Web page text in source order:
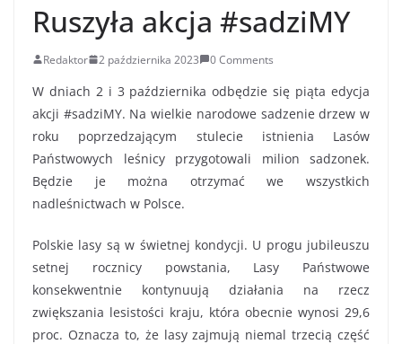
Ruszyła akcja #sadziMY
Redaktor 2 października 2023 0 Comments
W dniach 2 i 3 października odbędzie się piąta edycja
akcji #sadziMY. Na wielkie narodowe sadzenie drzew w
roku poprzedzającym stulecie istnienia Lasów
Państwowych leśnicy przygotowali milion sadzonek.
Będzie je można otrzymać we wszystkich
nadleśnictwach w Polsce.
Polskie lasy są w świetnej kondycji. U progu jubileuszu
setnej rocznicy powstania, Lasy Państwowe
konsekwentnie kontynuują działania na rzecz
zwiększania lesistości kraju, która obecnie wynosi 29,6
proc. Oznacza to, że lasy zajmują niemal trzecią część